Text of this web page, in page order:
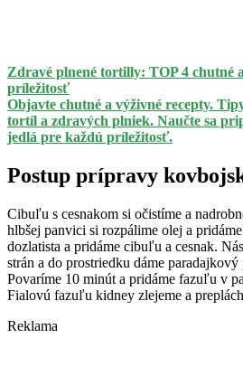
Zdravé plnené tortilly: TOP 4 chutné
príležitosť
Objavte chutné a výživné recepty.
tortíl a zdravých plniek. Naučte sa
jedlá pre každú príležitosť.
Postup prípravy
Cibuľu s cesnakom si očistíme a
hlbšej panvici si rozpálime olej a
dozlatista a pridáme cibuľu a cesnak.
strán a do prostriedku dáme
Povaríme 10 minút a pridáme fazuľu v
Fialovú fazuľu kidney zlejeme a
Reklama